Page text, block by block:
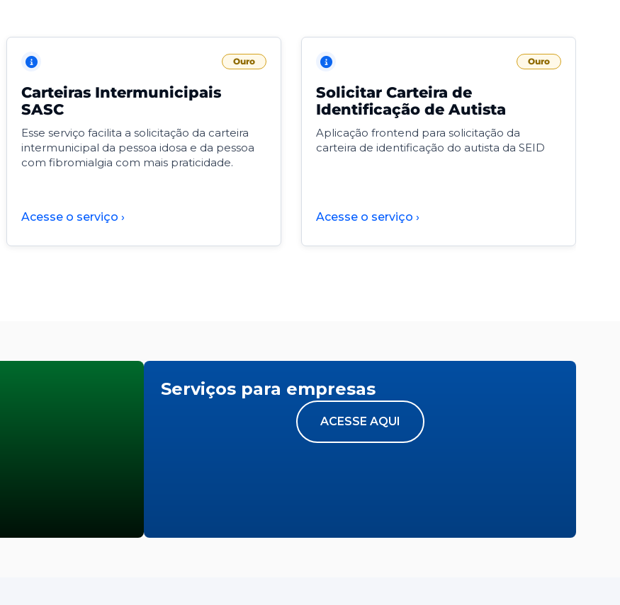
Ouro
Carteiras Intermunicipais
SASC
Esse serviço facilita a solicitação da carteira
intermunicipal da pessoa idosa e da pessoa
com fibromialgia com mais praticidade.
Acesse o serviço ›
Ouro
Solicitar Carteira de
Identificação de Autista
Aplicação frontend para solicitação da
carteira de identificação do autista da SEID
Acesse o serviço ›
Serviços para empresas
ACESSE AQUI